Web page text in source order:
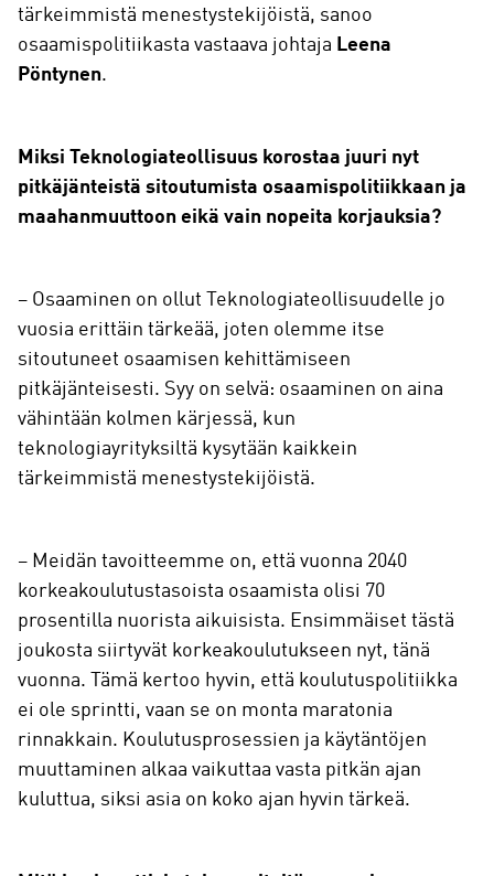
tärkeimmistä menestystekijöistä, sanoo
osaamispolitiikasta vastaava johtaja Leena
Pöntynen.
Miksi Teknologiateollisuus korostaa juuri nyt
pitkäjänteistä sitoutumista osaamispolitiikkaan ja
maahanmuuttoon eikä vain nopeita korjauksia?
– Osaaminen on ollut Teknologiateollisuudelle jo
vuosia erittäin tärkeää, joten olemme itse
sitoutuneet osaamisen kehittämiseen
pitkäjänteisesti. Syy on selvä: osaaminen on aina
vähintään kolmen kärjessä, kun
teknologiayrityksiltä kysytään kaikkein
tärkeimmistä menestystekijöistä.
– Meidän tavoitteemme on, että vuonna 2040
korkeakoulutustasoista osaamista olisi 70
prosentilla nuorista aikuisista. Ensimmäiset tästä
joukosta siirtyvät korkeakoulutukseen nyt, tänä
vuonna. Tämä kertoo hyvin, että koulutuspolitiikka
ei ole sprintti, vaan se on monta maratonia
rinnakkain. Koulutusprosessien ja käytäntöjen
muuttaminen alkaa vaikuttaa vasta pitkän ajan
kuluttua, siksi asia on koko ajan hyvin tärkeä.